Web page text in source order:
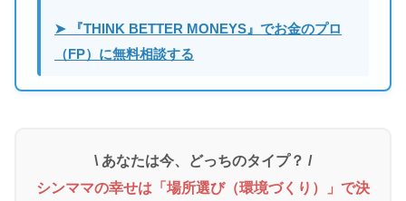
➤ 『THINK BETTER MONEYS』でお金のプロ
（FP）に無料相談する
\ あなたは今、どっちのタイプ？ /
シンママの幸せは「場所選び（環境づくり）」で決